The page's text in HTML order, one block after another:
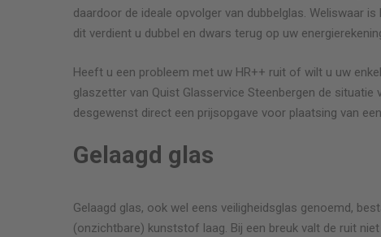
daardoor de ideale opvolger van dubbelglas. Weliswaar
dit verdient u dubbel en dwars terug op uw
Heeft u een probleem met uw HR++ ruit of wilt u uw
glaszetter van Quist GlasserviceSteenbergen de situatie
desgewenst direct een prijsopgave voor plaatsing van
Gelaagd glas
Gelaagd glas, ook wel eens veiligheidsglas genoemd,
(onzichtbare) kunststof laag. Bij een breuk valt de ruit
Snelle service, goede afwerking, een echte
vakman.
Mevrouw Molenaar